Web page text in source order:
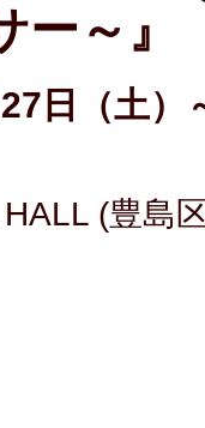
～』
日（土）
(豊島